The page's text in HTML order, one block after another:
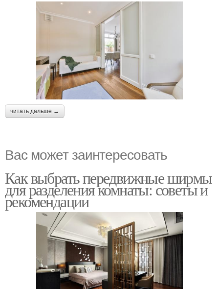
читать дальше →
Вас может заинтересовать
Как выбрать передвижные ширмы
для разделения комнаты: советы и
рекомендации